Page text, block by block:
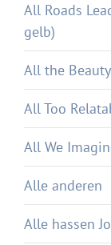
All Roads
gelb)
All the
All Too
All We
Alle anderen
Alle hassen